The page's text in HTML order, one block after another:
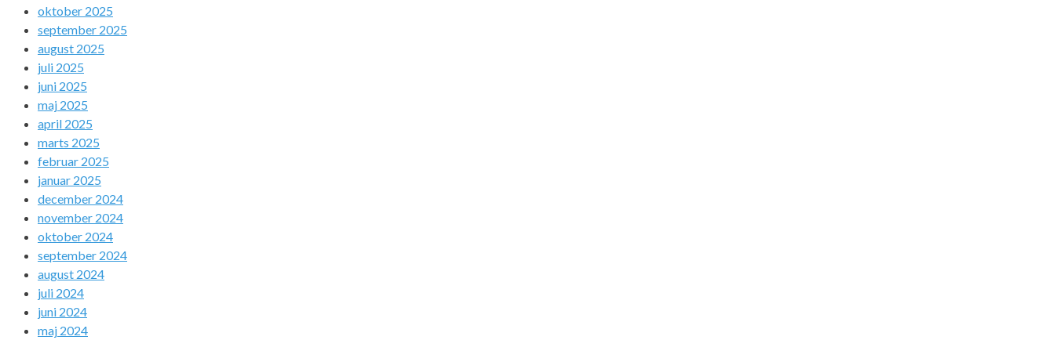
oktober 2025
september 2025
august 2025
juli 2025
juni 2025
maj 2025
april 2025
marts 2025
februar 2025
januar 2025
december 2024
november 2024
oktober 2024
september 2024
august 2024
juli 2024
juni 2024
maj 2024